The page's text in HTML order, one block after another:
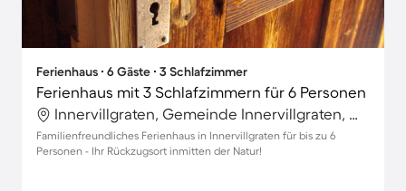
Ferienhaus ∙ 6 Gäste ∙ 3 Schlafzimmer
Ferienhaus mit 3 Schlafzimmern für 6 Personen
Innervillgraten, Gemeinde Innervillgraten, Österreich
Familienfreundliches Ferienhaus in Innervillgraten für bis zu 6
Personen - Ihr Rückzugsort inmitten der Natur!